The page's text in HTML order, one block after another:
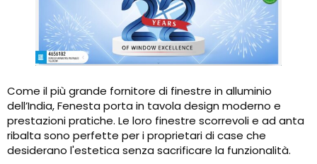
Come il più grande fornitore di finestre in alluminio
dell’India, Fenesta porta in tavola design moderno e
prestazioni pratiche. Le loro finestre scorrevoli e ad anta
ribalta sono perfette per i proprietari di case che
desiderano l'estetica senza sacrificare la funzionalità.